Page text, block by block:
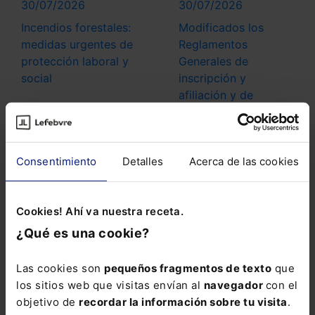
Consentimiento Detalles Acerca de las cookies
Cookies! Ahí va nuestra receta.
¿Qué es una cookie?
Las cookies son pequeños fragmentos de texto que
los sitios web que visitas envían al navegador con el
objetivo de recordar la información sobre tu visita.
30/07/2026
Incendios forestales:
medidas urgentes de
protección laboral y
social
30/07/2026
Modificados los
Reglamentos
Generales de
inscripción y
afiliación y de
Recaudación de la
Seguridad Social
30/07/2026
para la anticipación
de la jubilación de
trabajadores con
retribución variable:
¿cómo inciden las
ausencias del